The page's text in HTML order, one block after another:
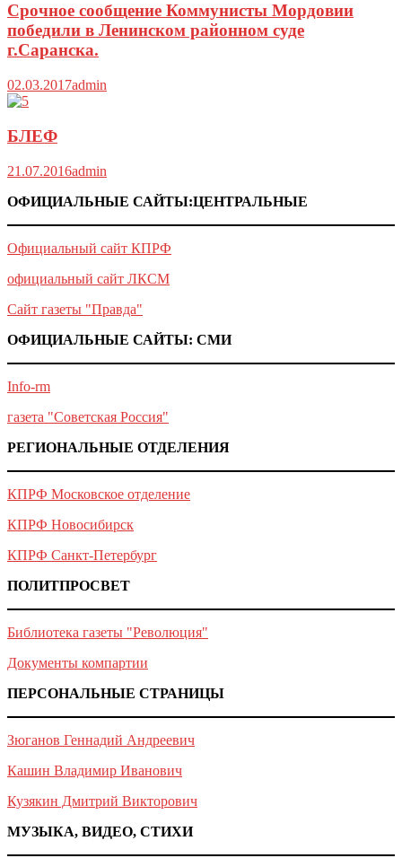
Срочное сообщение Коммунисты Мордовии
победили в Ленинском районном суде
г.Саранска.
02.03.2017admin
БЛЕФ
21.07.2016admin
ОФИЦИАЛЬНЫЕ САЙТЫ:ЦЕНТРАЛЬНЫЕ
Официальный сайт КПРФ
официальный сайт ЛКСМ
Сайт газеты "Правда"
ОФИЦИАЛЬНЫЕ САЙТЫ: СМИ
Info-rm
газета "Советская Россия"
РЕГИОНАЛЬНЫЕ ОТДЕЛЕНИЯ
КПРФ Московское отделение
КПРФ Новосибирск
КПРФ Санкт-Петербург
ПОЛИТПРОСВЕТ
Библиотека газеты "Революция"
Документы компартии
ПЕРСОНАЛЬНЫЕ СТРАНИЦЫ
Зюганов Геннадий Андреевич
Кашин Владимир Иванович
Кузякин Дмитрий Викторович
МУЗЫКА, ВИДЕО, СТИХИ